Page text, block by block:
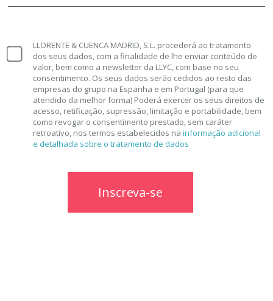
LLORENTE & CUENCA MADRID, S.L. procederá ao tratamento
dos seus dados, com a finalidade de lhe enviar conteúdo de
valor, bem como a newsletter da LLYC, com base no seu
consentimento. Os seus dados serão cedidos ao resto das
empresas do grupo na Espanha e em Portugal (para que
atendido da melhor forma) Poderá exercer os seus direitos de
acesso, retificação, supressão, limitação e portabilidade, bem
como revogar o consentimento prestado, sem caráter
retroativo, nos termos estabelecidos na informação adicional
e detalhada sobre o tratamento de dados